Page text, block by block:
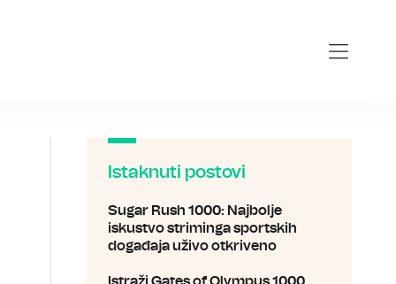
Istaknuti postovi
Sugar Rush 1000: Najbolje
iskustvo striminga sportskih
događaja uživo otkriveno